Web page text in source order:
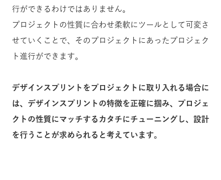
行ができるわけではありません。
プロジェクトの性質に合わせ柔軟にツールとして可変さ
せていくことで、そのプロジェクトにあったプロジェク
ト進行ができます。
デザインスプリントをプロジェクトに取り入れる場合に
は、デザインスプリントの特徴を正確に掴み、プロジェ
クトの性質にマッチするカタチにチューニングし、設計
を行うことが求められると考えています。